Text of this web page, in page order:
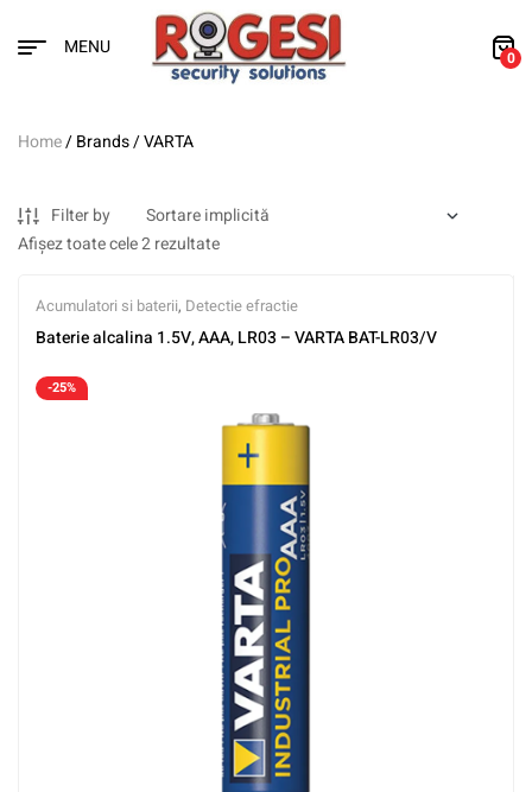
MENU 0
Home/ Brands / VARTA
Filter by
Afișez toate cele 2 rezultate
Acumulatori si baterii, Detectie efractie
Baterie alcalina 1.5V, AAA, LR03 – VARTA BAT-LR03/V
-25%